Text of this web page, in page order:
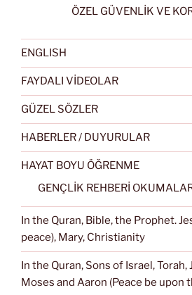
ÖZEL GÜVENLİK VE
ENGLISH
FAYDALI VİDEOLAR
GÜZEL SÖZLER
HABERLER / DUYURULAR
HAYAT BOYU ÖĞRENME
GENÇLİK REHBERİ
In the Quran, Bible, the Prophet.
peace), Mary, Christianity
In the Quran, Sons of Israel,
Moses and Aaron (Peace be upon